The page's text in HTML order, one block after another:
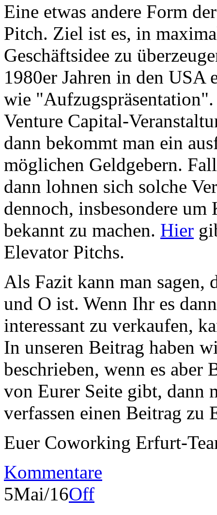
Eine etwas andere Form
Pitch. Ziel ist es, in
Geschäftsidee zu
1980er Jahren in den USA
wie
Venture Capital-
dann bekommt man ein
möglichen Geldgebern.
dann lohnen sich solche
dennoch, insbesondere
bekannt zu machen. Hier
Elevator Pitchs.
Als Fazit kann man sagen,
und O ist. Wenn Ihr es
interessant zu verkaufen,
In unseren Beitrag haben
beschrieben, wenn es
von Eurer Seite gibt, dann
verfassen einen Beitrag zu
Euer Coworking Erfurt-
Kommentare
5Mai/16Off